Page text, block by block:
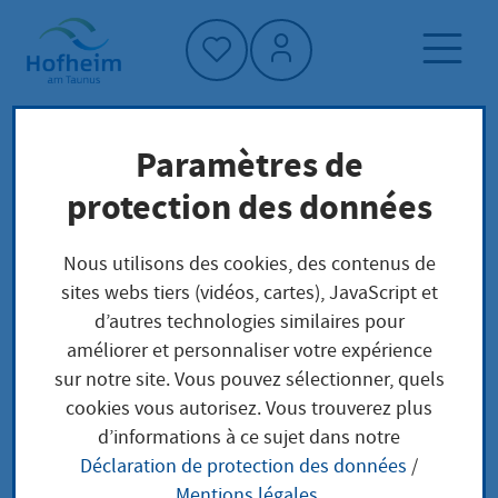
Accueil"
Page d'accueil
Trouver un service
Préoccupations locales
Kfz: Zulassungsbescheinigung Teil I
(Fahrzeugschein)
Kfz:
Zulassungsbescheinig
Paramètres de
protection des données
Nous utilisons des cookies, des contenus de
sites webs tiers (vidéos, cartes), JavaScript et
d’autres technologies similaires pour
améliorer et personnaliser votre expérience
sur notre site. Vous pouvez sélectionner, quels
cookies vous autorisez. Vous trouverez plus
d’informations à ce sujet dans notre
Déclaration de protection des données /